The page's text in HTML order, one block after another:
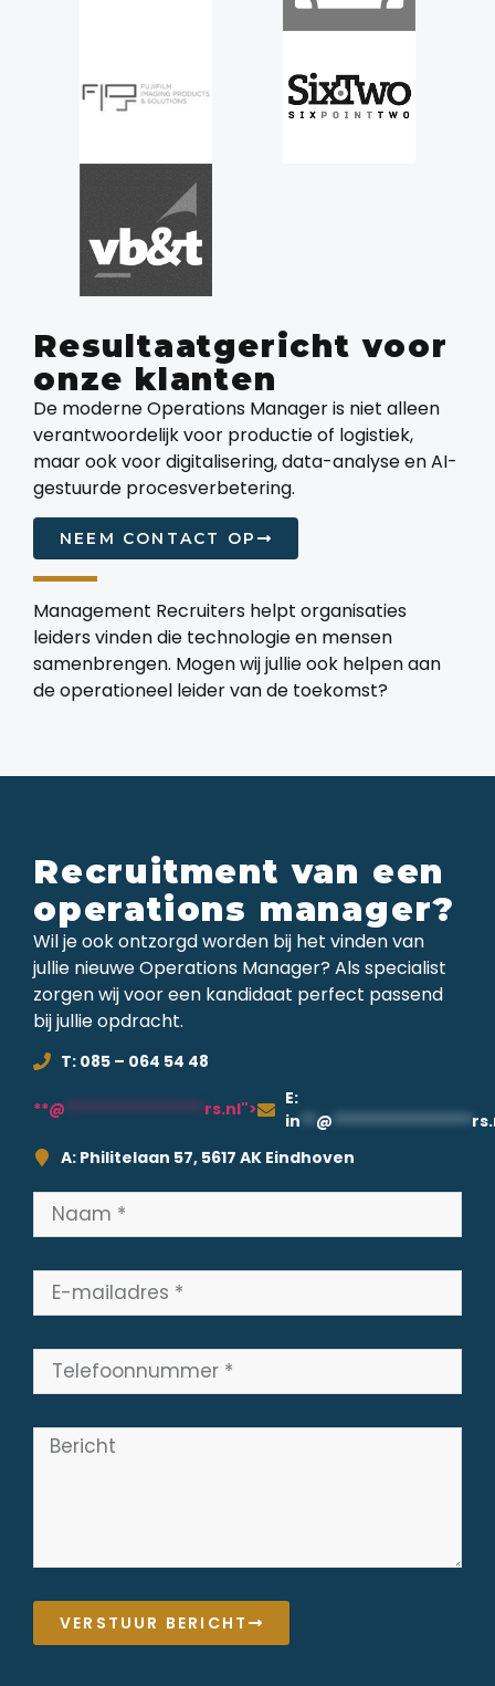
Resultaatgericht voor
onze klanten
De moderne Operations Manager is niet alleen
verantwoordelijk voor productie of logistiek,
maar ook voor digitalisering, data-analyse en AI-
gestuurde procesverbetering.
NEEM CONTACT OP
Management Recruiters helpt organisaties
leiders vinden die technologie en mensen
samenbrengen. Mogen wij jullie ook helpen aan
de operationeel leider van de toekomst?
Recruitment van een
operations manager?
Wil je ook ontzorgd worden bij het vinden van
jullie nieuwe Operations Manager? Als specialist
zorgen wij voor een kandidaat perfect passend
bij jullie opdracht.
T: 085 – 064 54 48
**@ ****************** rs.nl">
E:
in ** @ ******************
A: Philitelaan 57, 5617 AK Eindhoven
VERSTUUR BERICHT